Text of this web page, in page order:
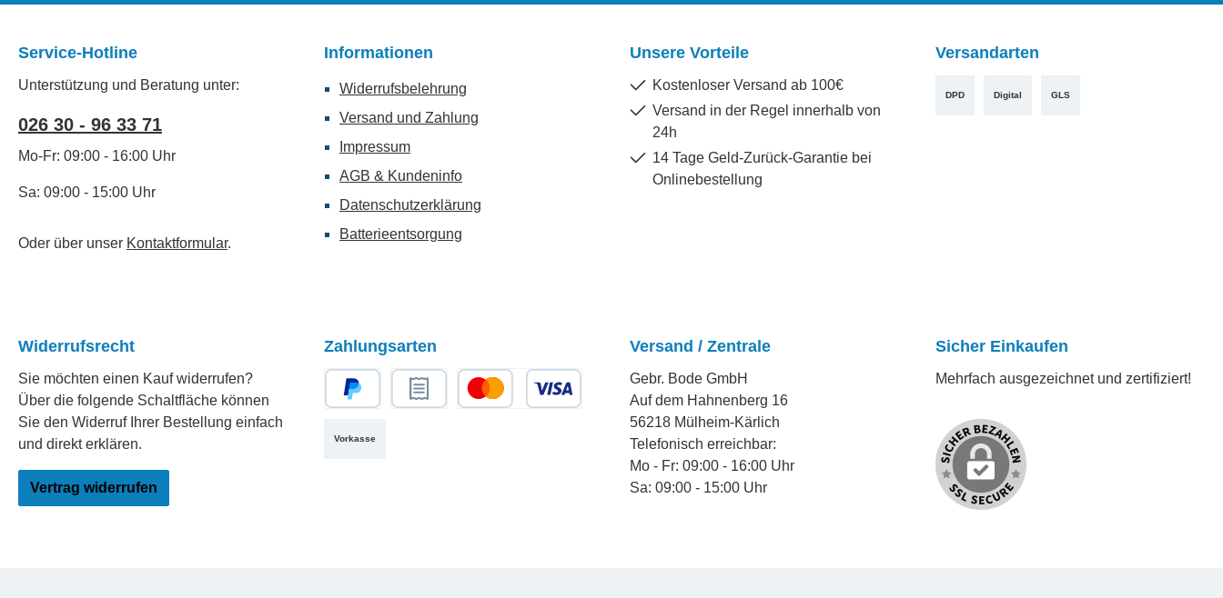
Service-Hotline
Unterstützung und Beratung unter:
026 30 - 96 33 71
Mo-Fr: 09:00 - 16:00 Uhr
Sa: 09:00 - 15:00 Uhr
Oder über unser Kontaktformular.
Informationen
Widerrufsbelehrung
Versand und Zahlung
Impressum
AGB & Kundeninfo
Datenschutzerklärung
Batterieentsorgung
Unsere Vorteile
Kostenloser Versand ab 100€
Versand in der Regel innerhalb von
24h
14 Tage Geld-Zurück-Garantie bei
Onlinebestellung
Versandarten
DPD Digital GLS
Widerrufsrecht
Sie möchten einen Kauf widerrufen?
Über die folgende Schaltfläche können
Sie den Widerruf Ihrer Bestellung einfach
und direkt erklären.
Vertrag widerrufen
Zahlungsarten
Vorkasse
Versand / Zentrale
Gebr. Bode GmbH
Auf dem Hahnenberg 16
56218 Mülheim-Kärlich
Telefonisch erreichbar:
Mo - Fr: 09:00 - 16:00 Uhr
Sa: 09:00 - 15:00 Uhr
Sicher Einkaufen
Mehrfach ausgezeichnet und zertifiziert!